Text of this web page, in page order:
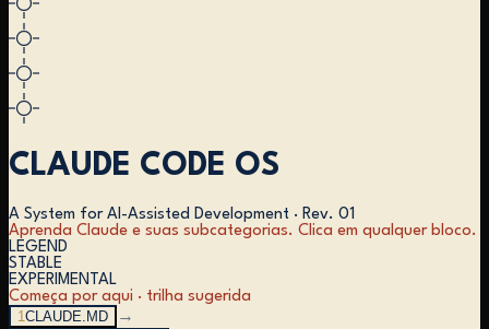
CLAUDE CODE OS
A System for AI-Assisted Development · Rev. 01
Aprenda Claude e suas subcategorias. Clica em qualquer bloco.
LEGEND
STABLE
EXPERIMENTAL
Começa por aqui · trilha sugerida
1 CLAUDE.MD
→